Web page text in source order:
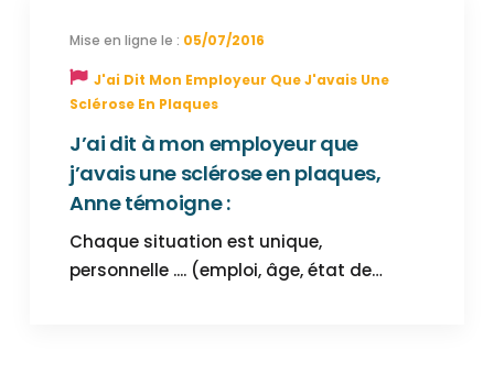
05/07/2016
J'ai Dit Mon Employeur Que J'avais Une
Sclérose En Plaques
J’ai dit à mon employeur que
j’avais une sclérose en plaques,
Anne témoigne :
Chaque situation est unique,
personnelle .... (emploi, âge, état de…